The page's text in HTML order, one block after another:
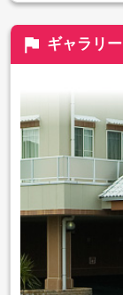
flag ギャラリー